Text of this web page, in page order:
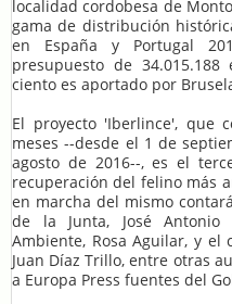
localidad cordobesa de
gama de distribución
en España y Portugal
presupuesto de
ciento es aportado por
El proyecto 'Iberlince', que
meses --desde el 1 de
agosto de 2016--, es el
recuperación del felino más
en marcha del mismo
de la Junta, José
Ambiente, Rosa Aguilar, y el
Juan Díaz Trillo, entre otras
a Europa Press fuentes del